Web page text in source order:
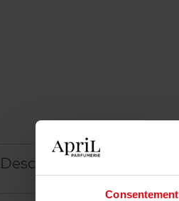
Consentement
Description